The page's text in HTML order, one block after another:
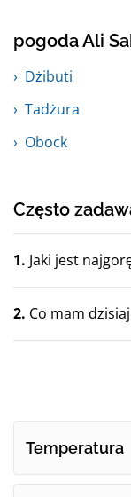
pogoda Ali
Dżibuti
Tadżura
Obock
Często
1. Jaki jest
2. Co mam
Temperatura